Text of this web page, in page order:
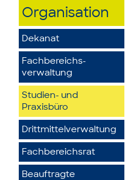
Organisation
Dekanat
Fachbereichs­
verwaltung
Studien- und
Praxisbüro
Drittmittelverwaltung
Fachbereichsrat
Beauftragte